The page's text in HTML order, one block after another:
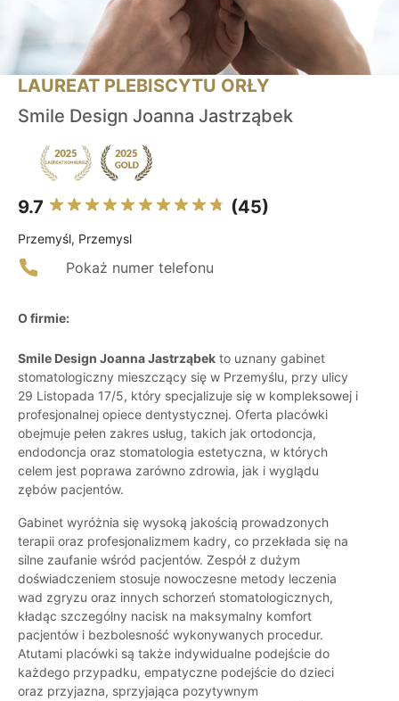
LAUREAT PLEBISCYTU ORŁY
Smile Design Joanna Jastrząbek
9.7 (45)
Przemyśl, Przemysl
Pokaż numer telefonu
O firmie:
Smile Design Joanna Jastrząbek to uznany gabinet
stomatologiczny mieszczący się w Przemyślu, przy ulicy
29 Listopada 17/5, który specjalizuje się w kompleksowej i
profesjonalnej opiece dentystycznej. Oferta placówki
obejmuje pełen zakres usług, takich jak ortodoncja,
endodoncja oraz stomatologia estetyczna, w których
celem jest poprawa zarówno zdrowia, jak i wyglądu
zębów pacjentów.
Gabinet wyróżnia się wysoką jakością prowadzonych
terapii oraz profesjonalizmem kadry, co przekłada się na
silne zaufanie wśród pacjentów. Zespół z dużym
doświadczeniem stosuje nowoczesne metody leczenia
wad zgryzu oraz innych schorzeń stomatologicznych,
kładąc szczególny nacisk na maksymalny komfort
pacjentów i bezbolesność wykonywanych procedur.
Atutami placówki są także indywidualne podejście do
każdego przypadku, empatyczne podejście do dzieci
oraz przyjazna, sprzyjająca pozytywnym